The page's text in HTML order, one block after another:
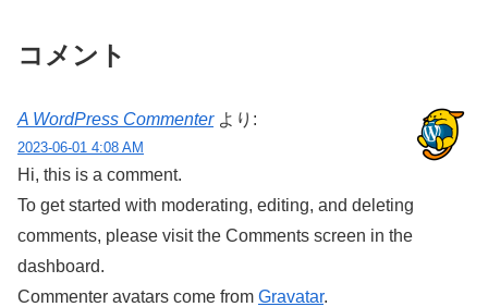
コメント
A WordPress Commenter より:
2023-06-01 4:08 AM
Hi, this is a comment.
To get started with moderating, editing, and deleting
comments, please visit the Comments screen in the
dashboard.
Commenter avatars come from Gravatar.